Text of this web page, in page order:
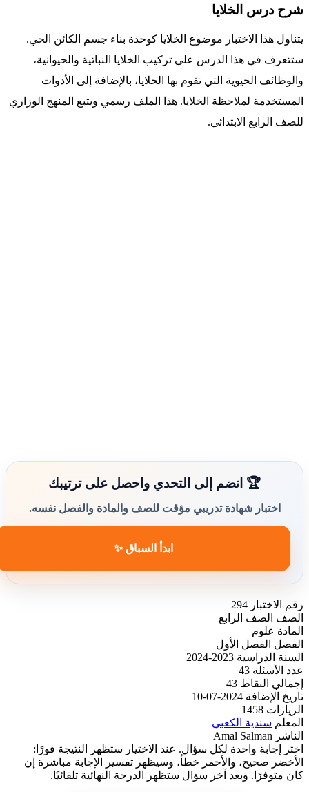
شرح درس الخلايا
يتناول هذا الاختبار موضوع الخلايا كوحدة بناء جسم الكائن الحي.
ستتعرف في هذا الدرس على تركيب الخلايا النباتية والحيوانية،
والوظائف الحيوية التي تقوم بها الخلايا، بالإضافة إلى الأدوات
المستخدمة لملاحظة الخلايا. هذا الملف رسمي ويتبع المنهج الوزاري
للصف الرابع الابتدائي.
🏆 انضم إلى التحدي واحصل على ترتيبك
اختبار شهادة تدريبي مؤقت للصف والمادة والفصل نفسه.
ابدأ السباق ✨
رقم الاختبار 294
الصف
الصف الرابع
المادة
علوم
الفصل
الفصل الأول
السنة الدراسية 2023-2024
عدد الأسئلة 43
إجمالي النقاط 43
تاريخ الإضافة 2024-07-10
الزيارات 1458
المعلم سندية الكعبي
الناشر Amal Salman
اختر إجابة واحدة لكل سؤال. عند الاختيار ستظهر النتيجة فورًا:
الأخضر صحيح، والأحمر خطأ، وسيظهر تفسير الإجابة مباشرة إن
كان متوفرًا. وبعد آخر سؤال ستظهر الدرجة النهائية تلقائيًا.